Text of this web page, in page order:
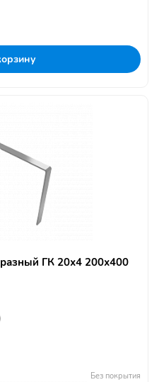
ГК 20х4 200х400
Без покрытия